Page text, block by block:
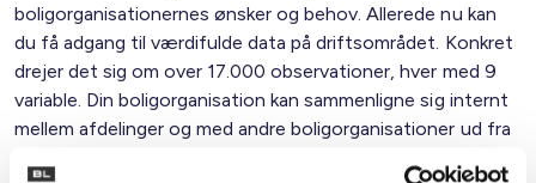
boligorganisationernes ønsker og behov. Allerede nu kan
du få adgang til værdifulde data på driftsområdet. Konkret
drejer det sig om over 17.000 observationer, hver med 9
variable. Din boligorganisation kan sammenligne sig internt
mellem afdelinger og med andre boligorganisationer ud fra